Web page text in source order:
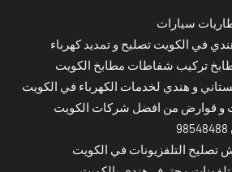
سيارات
في الكويت تصليح و تمديد كهرباء
تركيب شفاطات مطابخ الكويت
و هندي لخدمات الكهرباء في الكويت
و قوارض من افضل شركات الكويت
تصليح التلفزيونات في الكويت